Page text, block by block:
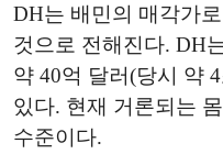
DH는 배민의 매각가
것으로 전해진다. DH
약 40억 달러(당시 약
있다. 현재 거론되는
수준이다.